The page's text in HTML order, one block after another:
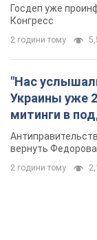
Госдеп уже
Конгресс
2 години тому
"Нас
Украины уже
митинги в
вернуть
2 години тому